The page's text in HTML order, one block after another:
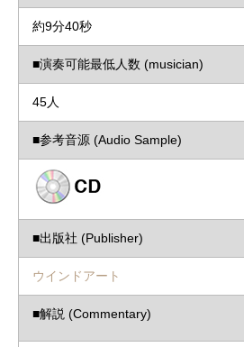
約9分40秒
■演奏可能最低人数 (musician)
45人
■参考音源 (Audio Sample)
■出版社 (Publisher)
ウインドアート
■解説 (Commentary)